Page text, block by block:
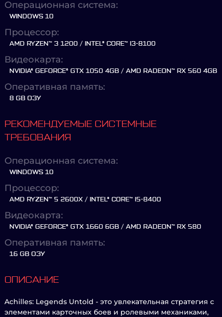
Операционная система:
WINDOWS 10
Процессор:
AMD RYZEN™ 3 1200 / INTEL® CORE™ I3-8100
Видеокарта:
NVIDIA® GEFORCE® GTX 1050 4GB / AMD RADEON™ RX 560 4GB
Оперативная память:
8 GB ОЗУ
РЕКОМЕНДУЕМЫЕ СИСТЕМНЫЕ
ТРЕБОВАНИЯ
Операционная система:
WINDOWS 10
Процессор:
AMD RYZEN™ 5 2600X / INTEL® CORE™ I5-8400
Видеокарта:
NVIDIA® GEFORCE® GTX 1660 6GB / AMD RADEON™ RX 580
Оперативная память:
16 GB ОЗУ
ОПИСАНИЕ
Achilles: Legends Untold - это увлекательная стратегия с
элементами карточных боев и ролевыми механиками,